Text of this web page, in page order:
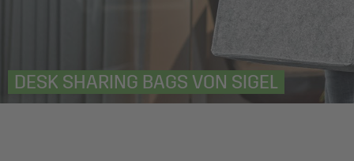
DESK SHARING BAGS VON SIGEL